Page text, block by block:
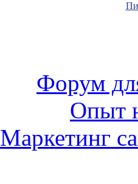
Форум
Опыт
Маркетинг